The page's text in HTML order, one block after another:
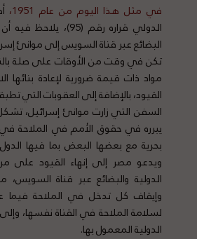
في مثل هذا اليوم من عام 1951،
الدولي قراره رقم (95)،
البضائع عبر قناة السويس إلى موانئ
تكن في وقت من الأوقات على صلة
مواد ذات قيمة ضرورية لإعادة بنائها
القيود، بالإضافة إلى العقوبات التي
السفن التي زارت موانئ إسرائيل،
يبرره في حقوق الأمم في الملاحة في
بحرية مع بعضها البعض بما فيها الدول
ويدعو مصر إلى إنهاء القيود على
الدولية والبضائع عبر قناة السويس،
وإيقاف كل تدخل في الملاحة
لسلامة الملاحة في القناة نفسها،
الدولية المعمول بها.